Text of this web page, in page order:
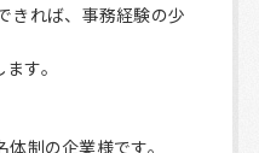
きれば、事務経験の少
す。
制の企業様です。